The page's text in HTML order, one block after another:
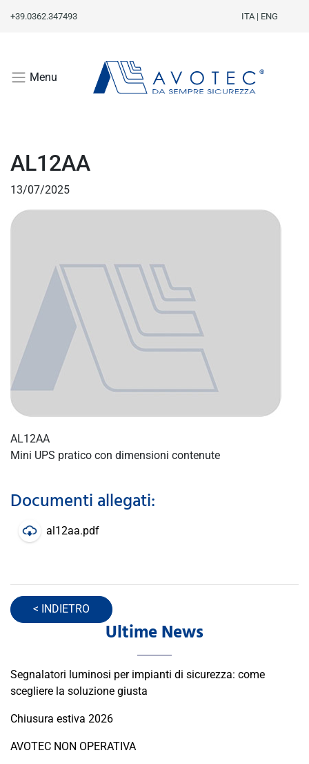
+39.0362.347493 ITA| ENG
Menu
AL12AA
13/07/2025
AL12AA
Mini UPS pratico con dimensioni contenute
Documenti allegati:
al12aa.pdf
Ultime News
Segnalatori luminosi per impianti di sicurezza: come
scegliere la soluzione giusta
Chiusura estiva 2026
AVOTEC NON OPERATIVA